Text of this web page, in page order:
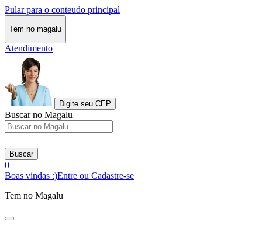
Pular para o conteudo principal
Tem no magalu
Atendimento
Digite seu CEP
Buscar no Magalu
Buscar
0
Boas vindas :)Entre ou Cadastre-se
Tem no Magalu